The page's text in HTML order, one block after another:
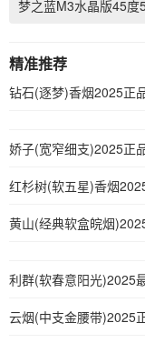
梦之蓝M3水晶版45
精准推荐
钻石(逐梦)香烟2025正
娇子(宽窄细支)2025正
红杉树(软五星)香烟
黄山(经典软盒皖烟
利群(软春意阳光)2025
云烟(中支金腰带)2025